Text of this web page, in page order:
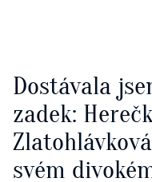
Dostávala
zadek:
svém